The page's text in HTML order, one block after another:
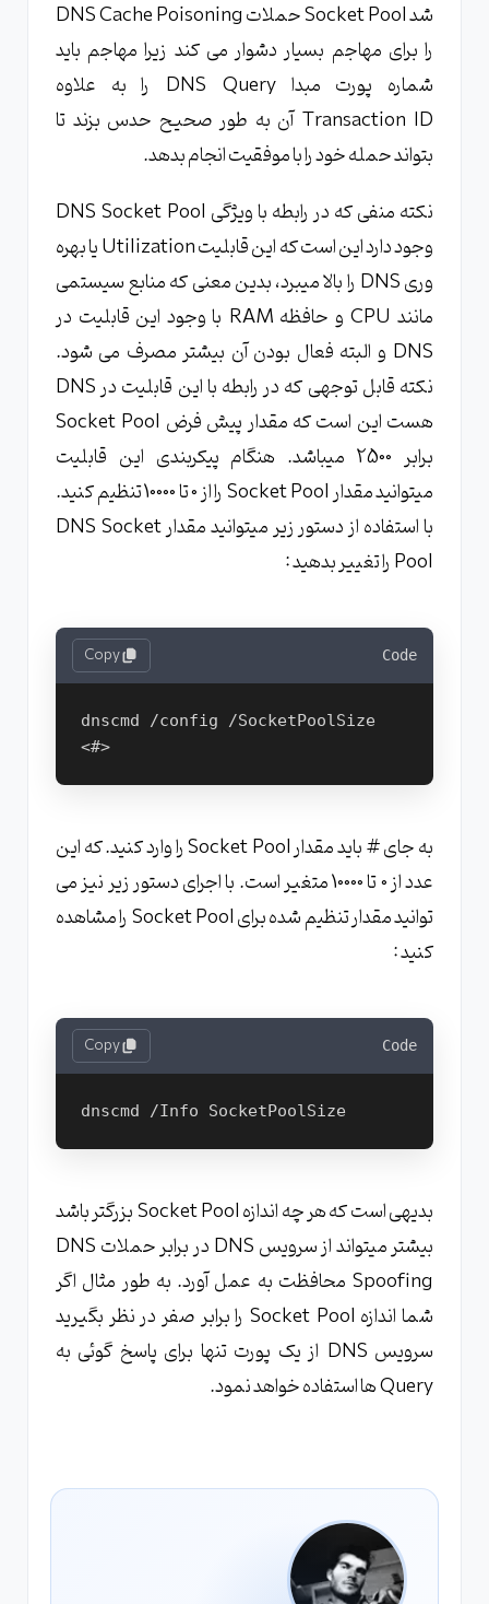
شد Socket Pool حملات DNS Cache Poisoning
را برای مهاجم بسیار دشوار می کند زیرا مهاجم باید
شماره پورت مبدا DNS Query را به علاوه
Transaction ID آن به طور صحیح حدس بزند تا
بتواند حمله خود را با موفقیت انجام بدهد.
نکته منفی که در رابطه با ویژگی DNS Socket Pool
وجود دارد این است که این قابلیت Utilization یا بهره
وری DNS را بالا میبرد، بدین معنی که منابع سیستمی
مانند CPU و حافظه RAM با وجود این قابلیت در
DNS و البته فعال بودن آن بیشتر مصرف می شود.
نکته قابل توجهی که در رابطه با این قابلیت در DNS
هست این است که مقدار پیش فرض Socket Pool
برابر 2500 میباشد. هنگام پیکربندی این قابلیت
میتوانید مقدار Socket Pool را از 0 تا 10000 تنظیم کنید.
با استفاده از دستور زیر میتوانید مقدار DNS Socket
Pool را تغییر بدهید :
Code
Copy
dnscmd /config /SocketPoolSize
<#>
به جای # باید مقدار Socket Pool را وارد کنید. که این
عدد از 0 تا 10000 متغیر است. با اجرای دستور زیر نیز می
توانید مقدار تنظیم شده برای Socket Pool را مشاهده
کنید :
Code
Copy
dnscmd /Info SocketPoolSize
بدیهی است که هر چه اندازه Socket Pool بزرگتر باشد
بیشتر میتواند از سرویس DNS در برابر حملات DNS
Spoofing محافظت به عمل آورد. به طور مثال اگر
شما اندازه Socket Pool را برابر صفر در نظر بگیرید
سرویس DNS از یک پورت تنها برای پاسخ گوئی به
Query ها استفاده خواهد نمود.